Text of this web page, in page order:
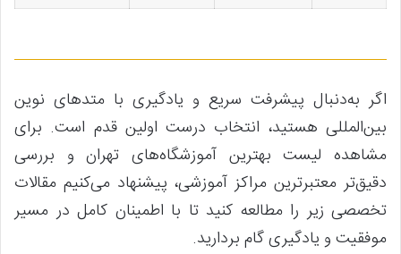
اگر به‌دنبال پیشرفت سریع و یادگیری با متدهای نوین
بین‌المللی هستید، انتخاب درست اولین قدم است. برای
مشاهده لیست بهترین آموزشگاه‌های تهران و بررسی
دقیق‌تر معتبرترین مراکز آموزشی، پیشنهاد می‌کنیم مقالات
تخصصی زیر را مطالعه کنید تا با اطمینان کامل در مسیر
موفقیت و یادگیری گام بردارید.